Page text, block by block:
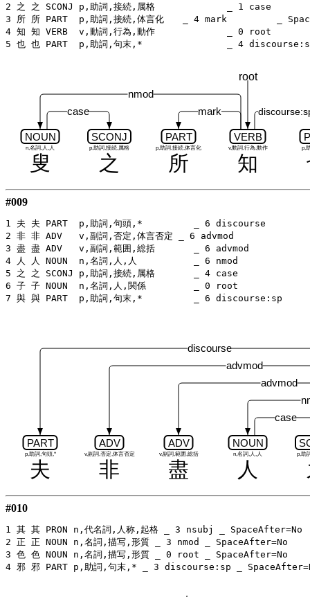
2 之 之 SCONJ p,助詞,接続,属格		_ 1 case	 _ SpaceAfter=No
3 所 所 PART  p,助詞,接続,体言化	_ 4 mark	 _ SpaceAfter=No
4 知 知 VERB  v,動詞,行為,動作		_ 0 root	 _ SpaceAfter=No
叟
NOUN
n,名詞,人,人
之
SCONJ
p,助詞,接続,属格
所
PART
p,助詞,接続,体言化
知
VERB
v,動詞,行為,動作 p,
nmod
case
mark
root
#009
1 夫 夫 PART  p,助詞,句頭,*	  _ 6 discourse		_ SpaceAfter=No
2 非 非 ADV   v,副詞,否定,体言否定 _ 6 advmod		_ SpaceAfter=No
3 盡 盡 ADV   v,副詞,範囲,総括	  _ 6 advmod		_ SpaceAfter=No
4 人 人 NOUN  n,名詞,人,人	  _ 6 nmod		_ SpaceAfter=No
5 之 之 SCONJ p,助詞,接続,属格	  _ 4 case		_ SpaceAfter=No
6 子 子 NOUN  n,名詞,人,関係	  _ 0 root		_ SpaceAfter=No
夫
PART
p,助詞,句頭,*
非
ADV
v,副詞,否定,体言否定
盡
ADV
v,副詞,範囲,総括
人
NOUN
n,名詞,人,人 p,助
discourse
advmod
advmod
case
#010
1 其 其 PRON n,代名詞,人称,起格 _ 3 nsubj _ SpaceAfter=No
2 正 正 NOUN n,名詞,描写,形質 _ 3 nmod _ SpaceAfter=No
3 色 色 NOUN n,名詞,描写,形質 _ 0 root _ SpaceAfter=No